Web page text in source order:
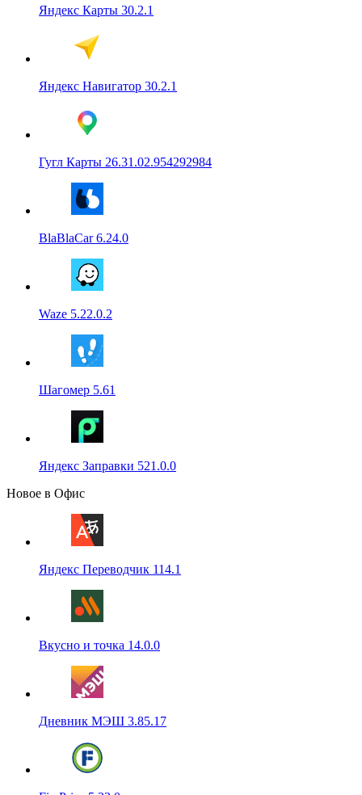
Яндекс Карты 30.2.1
Яндекс Навигатор 30.2.1
Гугл Карты 26.31.02.954292984
BlaBlaCar 6.24.0
Waze 5.22.0.2
Шагомер 5.61
Яндекс Заправки 521.0.0
Новое в Офис
Яндекс Переводчик 114.1
Вкусно и точка 14.0.0
Дневник МЭШ 3.85.17